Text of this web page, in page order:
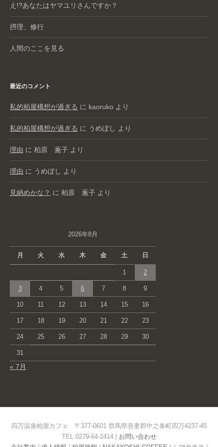
え!?あなたはヤマユリさんですか？
摂理、修行
人間のここを見る
最近のコメント
私的柏屋構想が過ぎる に kaoruko より
私的柏屋構想が過ぎる に うめぼし より
理由 に 柏原 薫子 より
理由 に うめぼし より
見納めかな？ に 柏原 薫子 より
2026年8月
月 火 水 木 金 土 日
1 2
3 4 5 6 7 8 9
10 11 12 13 14 15 16
17 18 19 20 21 22 23
24 25 26 27 28 29 30
31
« 7月
四万温泉柏屋カフェ 〒377-0601 群馬県吾妻郡中之条町四万4237-45
TEL 0279-64-2414 | お問い合わせ